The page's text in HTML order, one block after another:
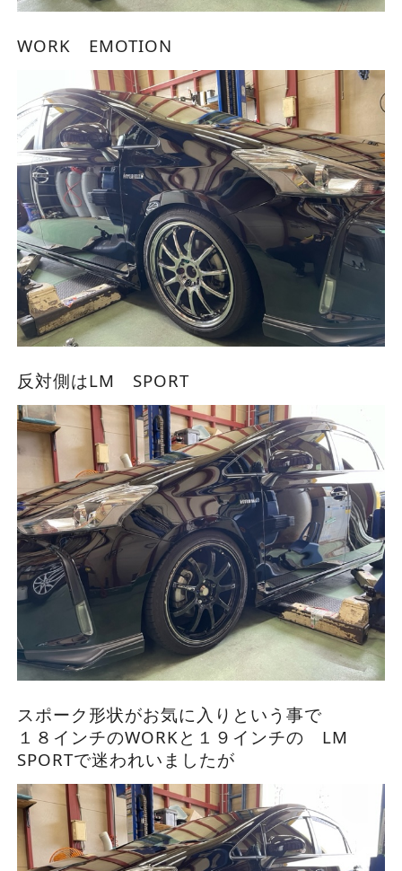
WORK EMOTION
反対側はLM SPORT
スポーク形状がお気に入りという事で
１８インチのWORKと１９インチの LM
SPORTで迷われいましたが